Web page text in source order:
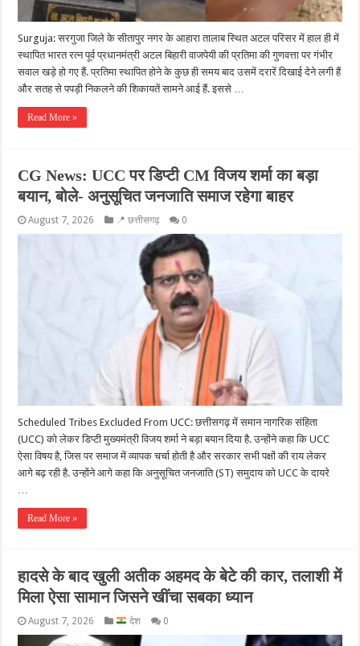
Surguja: सरगुजा जिले के सीतापुर नगर के आहारा तालाब स्थित अटल परिसर में हाल ही में
स्थापित भारत रत्न पूर्व प्रधानमंत्री अटल बिहारी वाजपेयी की प्रतिमा की गुणवत्ता पर गंभीर
सवाल खड़े हो गए हैं. प्रतिमा स्थापित होने के कुछ ही समय बाद उसमें दरारें दिखाई देने लगी हैं
और सतह से पपड़ी निकलने की शिकायतें सामने आई हैं. इससे …
Read More »
CG News: UCC पर डिप्टी CM विजय शर्मा का बड़ा
बयान, बोले- अनुसूचित जनजाति समाज रहेगा बाहर
August 7, 2026 📍 छत्तीसगढ़ 0
Scheduled Tribes Excluded From UCC: छत्तीसगढ़ में समान नागरिक संहिता
(UCC) को लेकर डिप्टी मुख्यमंत्री विजय शर्मा ने बड़ा बयान दिया है. उन्होंने कहा कि UCC
ऐसा विषय है, जिस पर समाज में व्यापक चर्चा होती है और सरकार सभी पक्षों की राय लेकर
आगे बढ़ रही है. उन्होंने आगे कहा कि अनुसूचित जनजाति (ST) समुदाय को UCC के दायरे
…
Read More »
हादसे के बाद खुली अतीक अहमद के बेटे की कार, तलाशी में
मिला ऐसा सामान जिसने खींचा सबका ध्यान
August 7, 2026 देश 0